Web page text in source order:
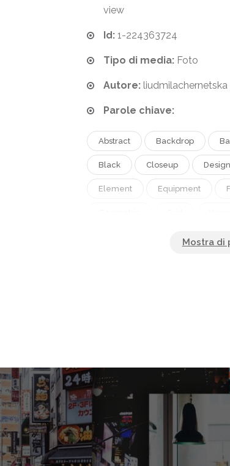
view
Id: 1-224363724
Tipo di media: Foto
Autore: liudmilachernetska
Parole chiave:
Abstract Backdrop
Black Closeup Design
Element Equipment
Technology Texture